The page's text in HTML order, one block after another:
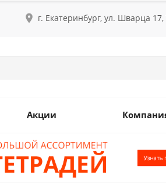
г. Екатеринбург, ул. Шварца
Акции